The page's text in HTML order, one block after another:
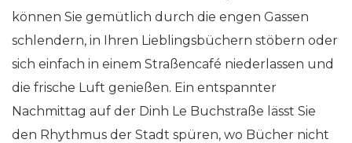
können Sie gemütlich durch die engen Gassen
schlendern, in Ihren Lieblingsbüchern stöbern oder
sich einfach in einem Straßencafé niederlassen und
die frische Luft genießen. Ein entspannter
Nachmittag auf der Dinh Le Buchstraße lässt Sie
den Rhythmus der Stadt spüren, wo Bücher nicht